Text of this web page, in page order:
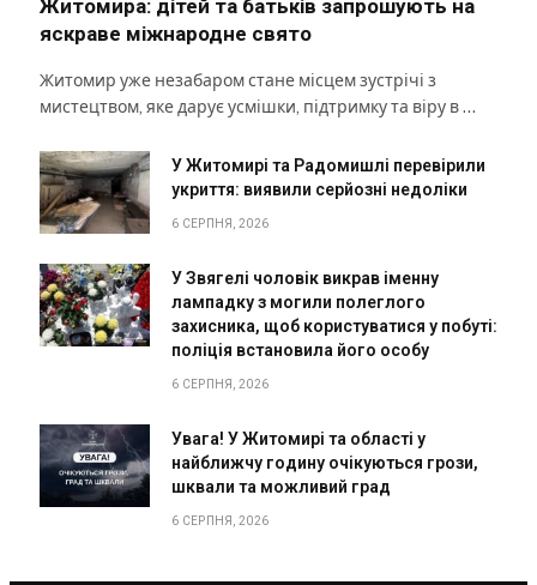
Житомира: дітей та батьків запрошують на
яскраве міжнародне свято
Житомир уже незабаром стане місцем зустрічі з
мистецтвом, яке дарує усмішки, підтримку та віру в …
У Житомирі та Радомишлі перевірили
укриття: виявили серйозні недоліки
6 СЕРПНЯ, 2026
У Звягелі чоловік викрав іменну
лампадку з могили полеглого
захисника, щоб користуватися у побуті:
поліція встановила його особу
6 СЕРПНЯ, 2026
Увага! У Житомирі та області у
найближчу годину очікуються грози,
шквали та можливий град
6 СЕРПНЯ, 2026